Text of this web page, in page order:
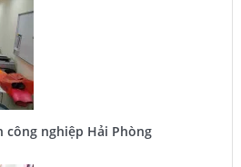
công nghiệp Hải Phòng